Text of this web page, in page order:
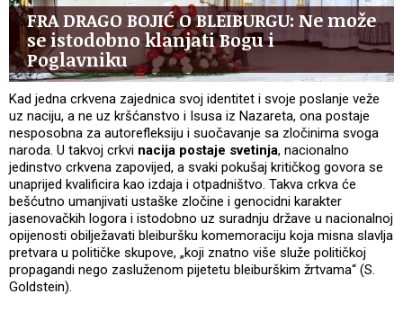
FRA DRAGO BOJIĆ O BLEIBURGU: Ne može
se istodobno klanjati Bogu i
Poglavniku
Kad jedna crkvena zajednica svoj identitet i svoje poslanje veže
uz naciju, a ne uz kršćanstvo i Isusa iz Nazareta, ona postaje
nesposobna za autorefleksiju i suočavanje sa zločinima svoga
naroda. U takvoj crkvi nacija postaje svetinja, nacionalno
jedinstvo crkvena zapovijed, a svaki pokušaj kritičkog govora se
unaprijed kvalificira kao izdaja i otpadništvo. Takva crkva će
bešćutno umanjivati ustaške zločine i genocidni karakter
jasenovačkih logora i istodobno uz suradnju države u nacionalnoj
opijenosti obilježavati bleiburšku komemoraciju koja misna slavlja
pretvara u političke skupove, „koji znatno više služe političkoj
propagandi nego zasluženom pijetetu bleiburškim žrtvama“ (S.
Goldstein).